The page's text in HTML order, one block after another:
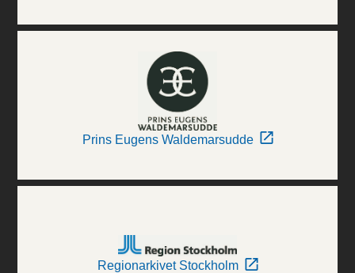
Prins Eugens Waldemarsudde
Regionarkivet Stockholm